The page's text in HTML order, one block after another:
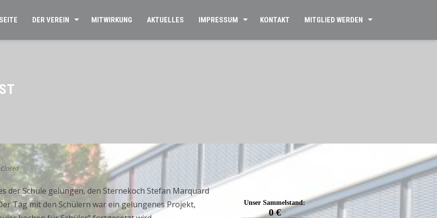
DER VEREIN MITWIRKUNG AKTUELLES IMPRESSUM KONTAKT MITGLIED WERDEN
der Schule gelungen, den Sternekoch Stefan Marquard
Tag mit den Schülern war ein gelungenes Projekt,